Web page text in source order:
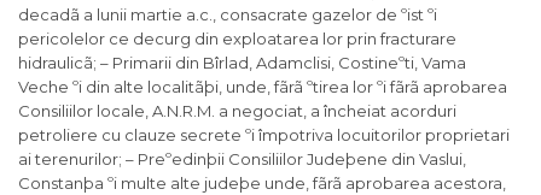
decadã a lunii martie a.c., consacrate gazelor de ºist ºi
pericolelor ce decurg din exploatarea lor prin fracturare
hidraulicã; – Primarii din Bîrlad, Adamclisi, Costineºti, Vama
Veche ºi din alte localitãþi, unde, fãrã ºtirea lor ºi fãrã aprobarea
Consiliilor locale, A.N.R.M. a negociat, a încheiat acorduri
petroliere cu clauze secrete ºi împotriva locuitorilor proprietari
ai terenurilor; – Preºedinþii Consiliilor Judeþene din Vaslui,
Constanþa ºi multe alte judeþe unde, fãrã aprobarea acestora,